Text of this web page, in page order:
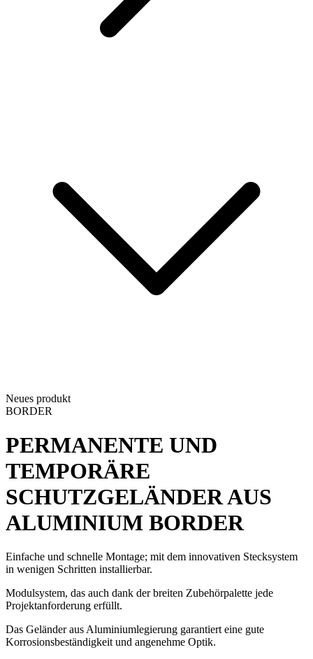
Neues produkt
BORDER
PERMANENTE UND
TEMPORÄRE
SCHUTZGELÄNDER AUS
ALUMINIUM BORDER
Einfache und schnelle Montage; mit dem innovativen Stecksystem
in wenigen Schritten installierbar.
Modulsystem, das auch dank der breiten Zubehörpalette jede
Projektanforderung erfüllt.
Das Geländer aus Aluminiumlegierung garantiert eine gute
Korrosionsbeständigkeit und angenehme Optik.